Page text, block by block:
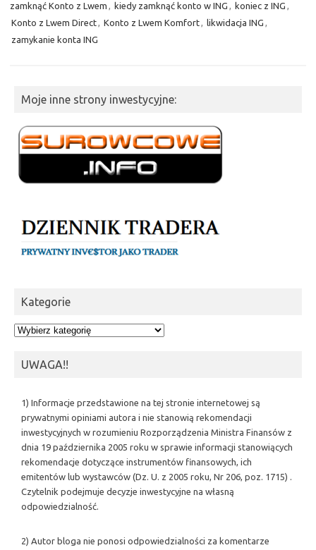
zamknąć Konto z Lwem , kiedy zamknąć konto w ING , koniec z ING ,
Konto z Lwem Direct, Konto z Lwem Komfort, likwidacja ING ,
zamykanie konta ING
Moje inne strony inwestycyjne:
Kategorie
Kategorie
UWAGA!!
1) Informacje przedstawione na tej stronie internetowej są
prywatnymi opiniami autora i nie stanowią rekomendacji
inwestycyjnych w rozumieniu Rozporządzenia Ministra Finansów z
dnia 19 października 2005 roku w sprawie informacji stanowiących
rekomendacje dotyczące instrumentów finansowych, ich
emitentów lub wystawców (Dz. U. z 2005 roku, Nr 206, poz. 1715) .
Czytelnik podejmuje decyzje inwestycyjne na własną
odpowiedzialność.
2) Autor bloga nie ponosi odpowiedzialności za komentarze